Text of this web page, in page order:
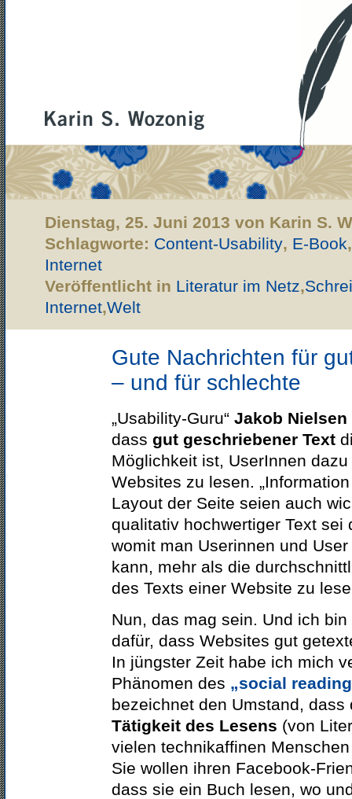
Dienstag, 25. Juni 2013 von Karin S.
Schlagworte: Content-Usability, E-Book
Internet
Veröffentlicht in Literatur im Netz,
Internet,Welt
Gute Nachrichten für
– und für schlechte
„Usability-Guru“ Jakob Nielsen
dass gut geschriebener Text
Möglichkeit ist, UserInnen
Websites zu lesen.
Layout der Seite seien auch
qualitativ hochwertiger Text sei
womit man Userinnen und
kann, mehr als die
des Texts einer Website zu
Nun, das mag sein. Und ich
dafür, dass Websites gut
In jüngster Zeit habe ich mich
Phänomen des „social
bezeichnet den Umstand,
Tätigkeit des Lesens (von
vielen technikaffinen
Sie wollen ihren Facebook-
dass sie ein Buch lesen, wo